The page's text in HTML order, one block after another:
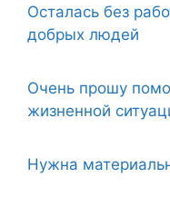
Осталась без
добрых людей
Очень прошу
жизненной
Нужна